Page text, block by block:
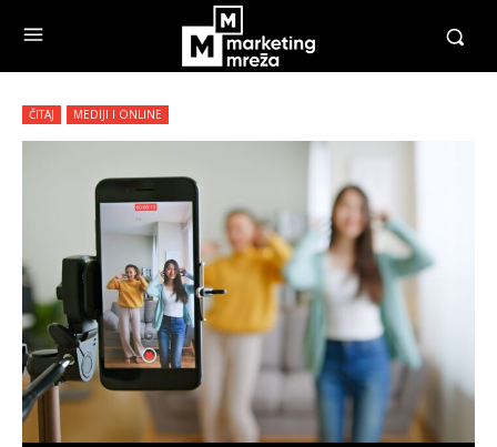
ČITAJ MEDIJI I ONLINE